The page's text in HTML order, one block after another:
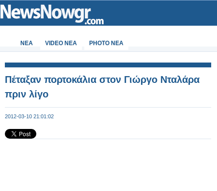
ΝΕΑ VIDEO NEA PHOTO NEA
Πέταξαν πορτοκάλια στον Γιώργο Νταλάρα
πριν λίγο
2012-03-10 21:01:02